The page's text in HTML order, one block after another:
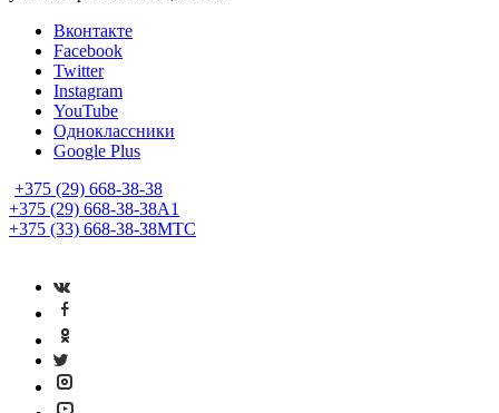
Вконтакте
Facebook
Twitter
Instagram
YouTube
Одноклассники
Google Plus
+375 (29) 668-38-38
+375 (29) 668-38-38A1
+375 (33) 668-38-38МТС